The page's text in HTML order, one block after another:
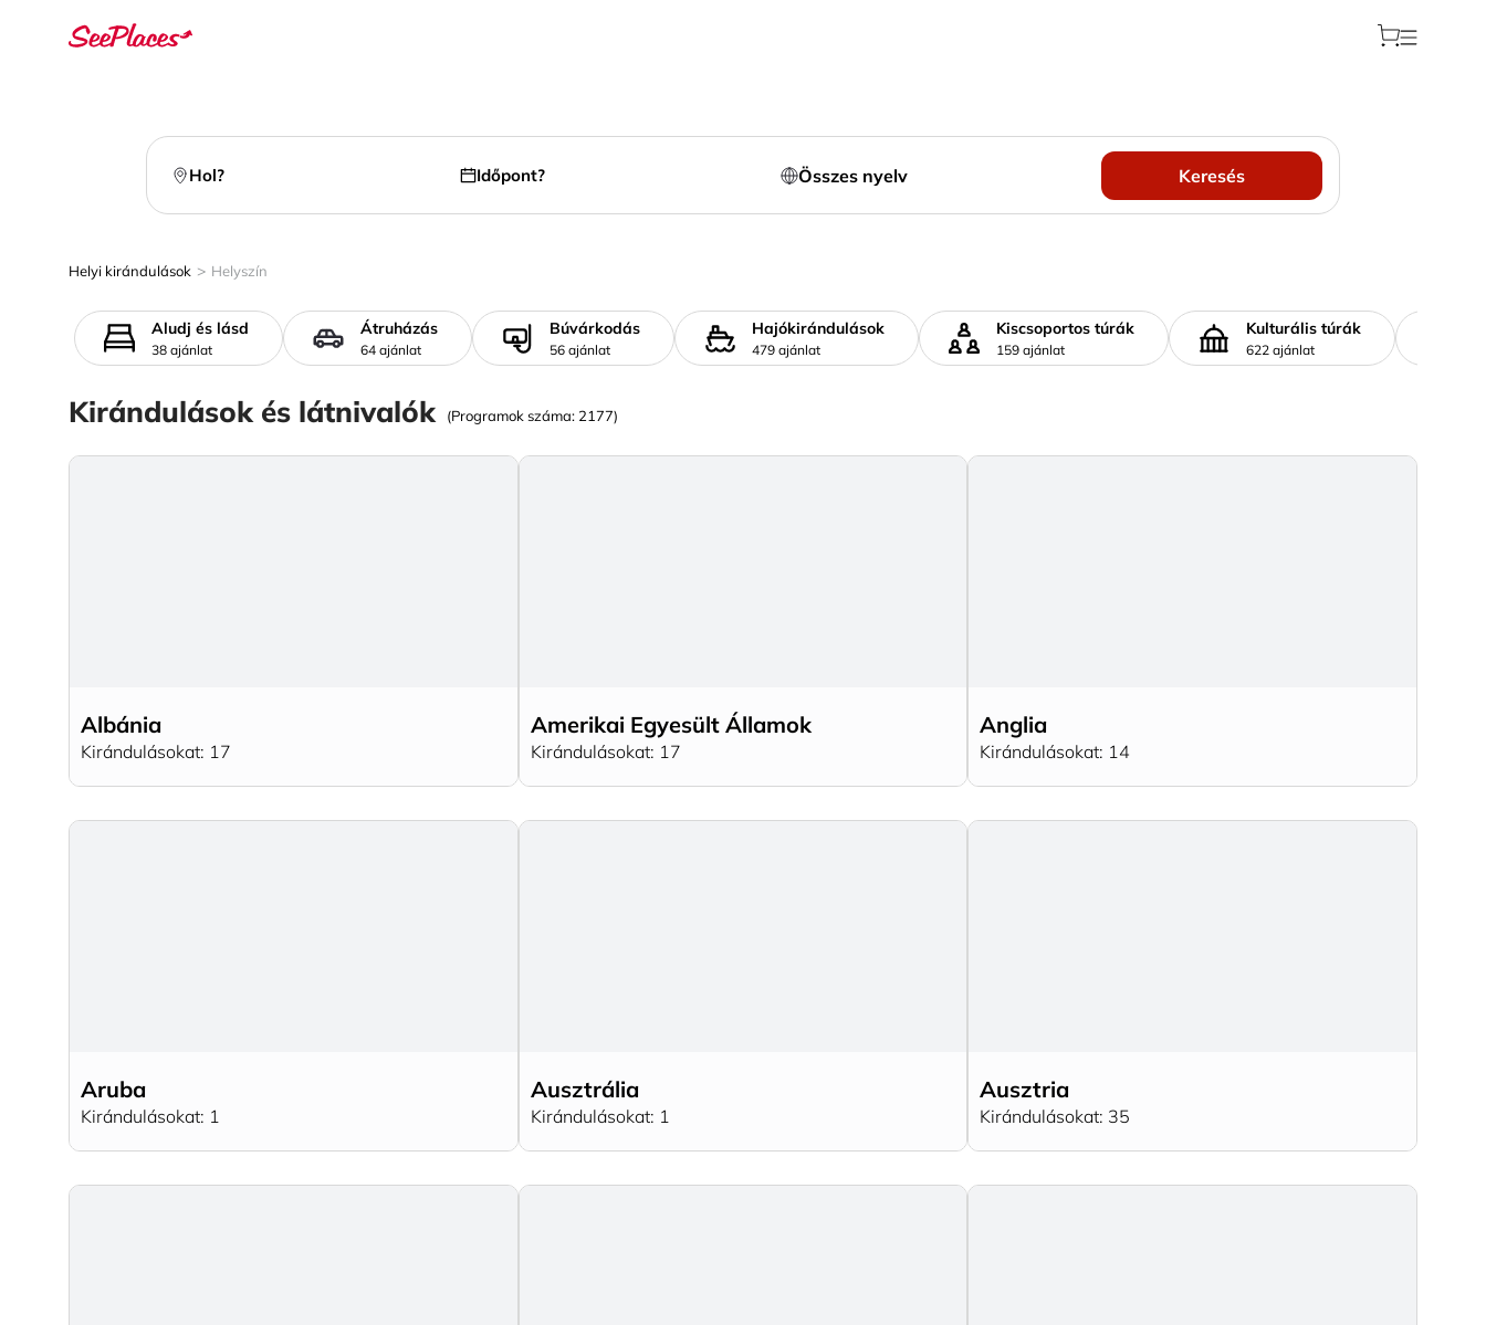
Hol? Időpont? Összes nyelv Keresés
Helyi kirándulások > Helyszín
Aludj és lásd
38 ajánlat
Átruházás
64 ajánlat
Búvárkodás
56 ajánlat
Hajókirándulások
479 ajánlat
Kiscsoportos túrák
159 ajánlat
Kulturális túrák
622 ajánlat
Kirándulások és látnivalók (Programok száma: 2177)
Albánia
Kirándulásokat: 17
Amerikai Egyesült Államok
Kirándulásokat: 17
Anglia
Kirándulásokat: 14
Aruba
Kirándulásokat: 1
Ausztrália
Kirándulásokat: 1
Ausztria
Kirándulásokat: 35